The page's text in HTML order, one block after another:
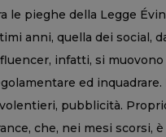
le pieghe della Legge
anni, quella dei social,
infatti, si
ed
pubblicità.
che, nei mesi scorsi,